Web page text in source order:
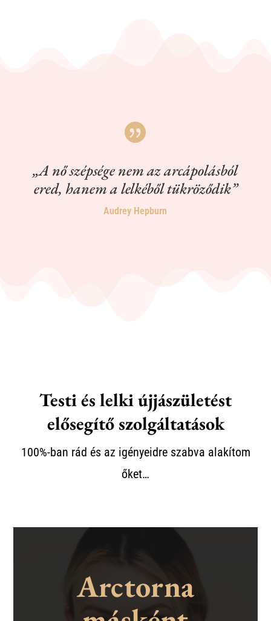

„A nő szépsége nem az arcápolásból
ered, hanem a lelkéből tükröződik”
Audrey Hepburn
Testi és lelki újjászületést
elősegítő szolgáltatások
100%-ban rád és az igényeidre szabva alakítom
őket…
Arctorna